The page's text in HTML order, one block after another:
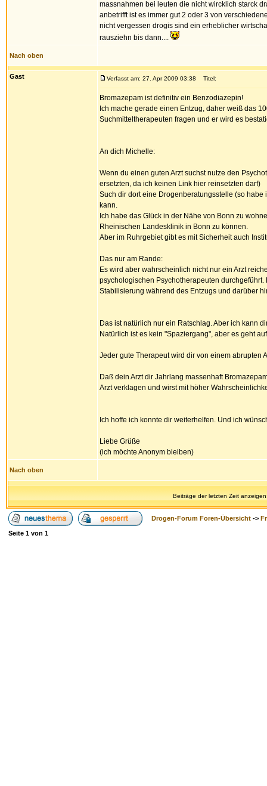
massnahmen bei leuten die nicht wircklich starck
anbetrifft ist es immer gut 2 oder 3 von
nicht vergessen drogis sind ein erheblicher
rausziehn bis dann....
Nach oben
Gast Verfasst am: 27. Apr 2009 03:38 Titel:
Bromazepam ist definitiv ein Benzodiazepin!
Ich mache gerade einen Entzug, daher weiß das
Suchmitteltherapeuten fragen und er wird es
An dich Michelle:
Wenn du einen guten Arzt suchst nutze den
ersetzten, da ich keinen Link hier reinsetzten darf)
Such dir dort eine Drogenberatungsstelle (so
kann.
Ich habe das Glück in der Nähe von Bonn zu
Rheinischen Landesklinik in Bonn zu können.
Aber im Ruhrgebiet gibt es mit Sicherheit auch
Das nur am Rande:
Es wird aber wahrscheinlich nicht nur ein Arzt
psychologischen Psychotherapeuten
Stabilisierung während des Entzugs und darüber
Das ist natürlich nur ein Ratschlag. Aber ich kann
Natürlich ist es kein "Spaziergang", aber es geht
Jeder gute Therapeut wird dir von einem abrupten
Daß dein Arzt dir Jahrlang massenhaft
Arzt verklagen und wirst mit höher
Ich hoffe ich konnte dir weiterhelfen. Und ich
Liebe Grüße
(ich möchte Anonym bleiben)
Nach oben
Beiträge der letzten Zeit
Drogen-Forum Foren-Übersicht ->
Seite 1 von 1